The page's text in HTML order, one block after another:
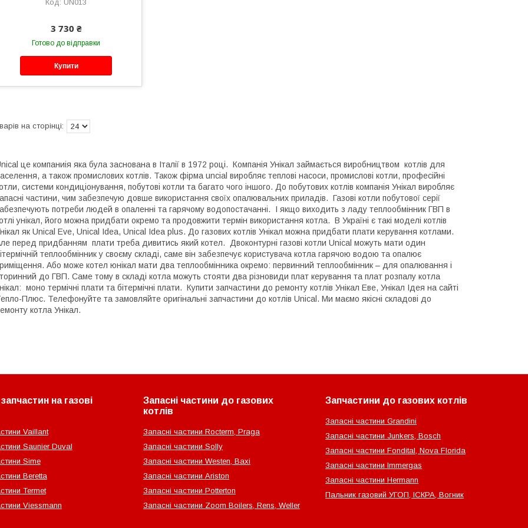
UN013
3 730 ₴
Готово до відправки
Купити
це компаниія яка була заснована в Італії в 1972 році. Компанія Унікал займається виробництвом котлів для
а також промислових котлів. Також фірма uncial виробляє теплові насоси, промислові котли, професійні
системи кондиціонування, побутові котли та багато чого іншого. До побутових котлів компанія Унікал виробляє
частини, чим забезпечую довше використання своїх опалювальних приладів. Газові котли побутової серії
потреби людей в опаленні та гарячому водопостачанні. І якщо виходить з ладу теплообмінник ГВП в
унікал, його можна придбати окремо та продовжити термін використання котла. В Україні є такі моделі котлів
як Unical Eve, Unical Idea, Unical Idea plus. До газових котлів Унікал можна придбати плати керування котлами.
перед придбанням плати треба дивитись який котел. Двоконтурні газові котли Unical можуть мати один
теплообмінник у своєму складі, саме він забезпечує користувача котла гарячою водою та опалює
Або може котел юнікал мати два теплообмінника окремо: первинний теплообмінник – для опалювання і
до ГВП. Саме тому в складі котла можуть стояти два різновиди плат керування та плат розпалу котла
моно термічні плати та бітермічні плати. Купити запчастини до ремонту котлів Унікал Еве, Унікал Ідея на сайті
Плюс. Телефонуйте та замовляйте оригінальні запчастини до котлів Unical. Ми маємо якісні складові до
котла Унікал.
на газові
Vaillant
Saunier Duval
Sime
Beretta
Termet
Viessmann
Запасні частини до газових
котлів
Запасні частини Rocterm, Praga
Запасні частини Solly
Запасні частини Westen, Baxi
Запасні частини Ariston
Запасні частини Potterton
Запасні частини Zoom Boilers, Rens, Weller
Запчастини до газових котлів
Запасні частини Grandini
Запасні частини Junkers, Bosch
Запасні частини Fondital, Nova Florida
Запасні частини Immergas
Запасні частини Hermann
Пальник газовий УГОП, ІСКРА, Вогник